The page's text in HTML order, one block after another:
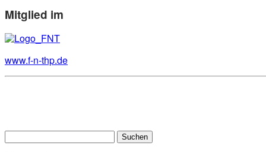
Mitglied im
www.f-n-thp.de